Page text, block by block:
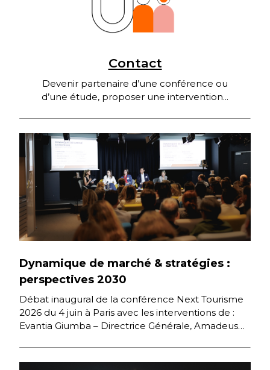
Contact
Devenir partenaire d’une conférence ou
d’une étude, proposer une intervention...
Dynamique de marché & stratégies :
perspectives 2030
Débat inaugural de la conférence Next Tourisme
2026 du 4 juin à Paris avec les interventions de :
Evantia Giumba – Directrice Générale, Amadeus